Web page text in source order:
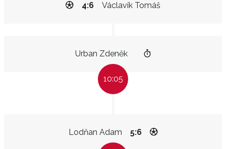
Václavík Tomáš
4:6
Urban Zdeněk
10:05
Lodňan Adam 5:6